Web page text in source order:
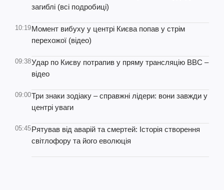
загиблі (всі подробиці)
10:19Момент вибуху у центрі Києва попав у стрім
перехожої (відео)
09:38Удар по Києву потрапив у пряму трансляцію BBC –
відео
09:00Три знаки зодіаку – справжні лідери: вони завжди у
центрі уваги
05:45Рятував від аварій та смертей: Історія створення
світлофору та його еволюція